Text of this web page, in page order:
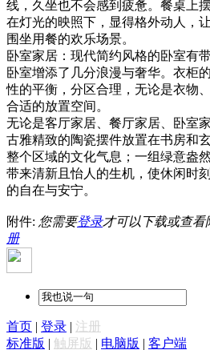
线，久坐也不会感到疲惫。餐桌上
在灯光的映照下，显得格外动人，
围坐用餐的欢乐场景。
卧室家居：现代简约风格的卧室有
卧室增添了几分浪漫与奢华。衣柜
性的平衡，分区合理，无论是衣物
合适的放置空间。
无论是客厅家居、餐厅家居、卧室
古雅精致的陶瓷摆件放置在书房和
整个区域的文化气息；一组绿意盎
带来清新且怡人的生机，使休闲时
的自在与安宁。
附件: 您需要登录才可以下载或查看
册
首页 | 登录 | 注册
标准版 | 触屏版 | 电脑版 | 客户端